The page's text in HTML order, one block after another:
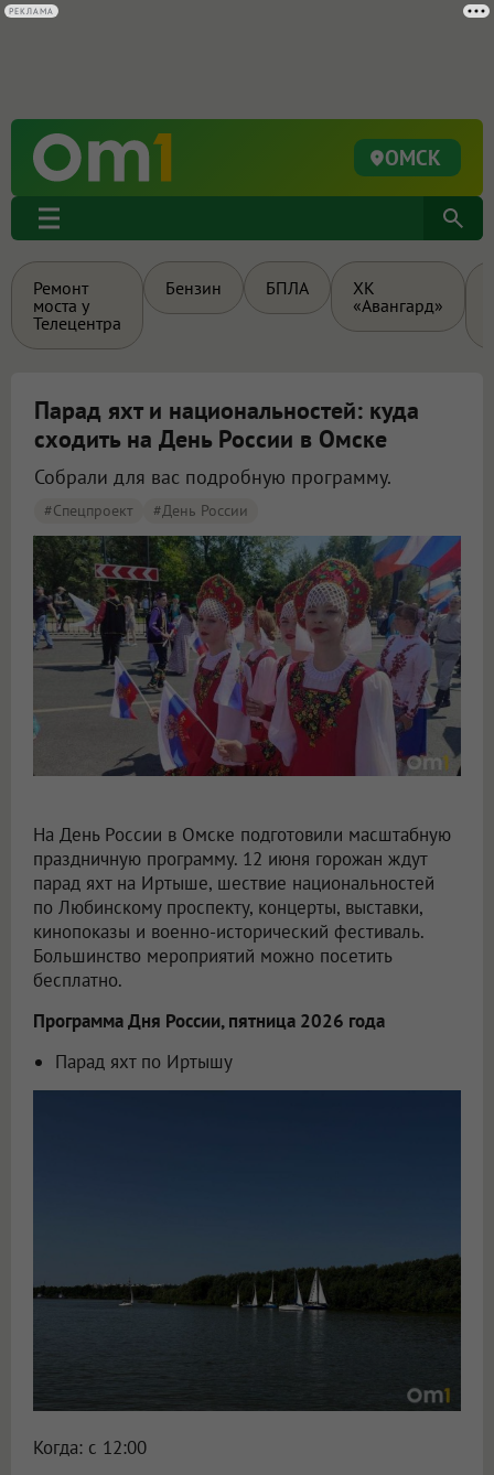
ОМСК
Ремонт
моста у
Телецентра
Бензин БПЛА
ХК
«Авангард»
Парад яхт и национальностей: куда
сходить на День России в Омске
Собрали для вас подробную программу.
#Спецпроект #день России
На День России в Омске подготовили масштабную
праздничную программу. 12 июня горожан ждут
парад яхт на Иртыше, шествие национальностей
по Любинскому проспекту, концерты, выставки,
кинопоказы и военно-исторический фестиваль.
Большинство мероприятий можно посетить
бесплатно.
Программа Дня России, пятница 2026 года
Парад яхт по Иртышу
Когда: с 12:00
РЕКЛАМА